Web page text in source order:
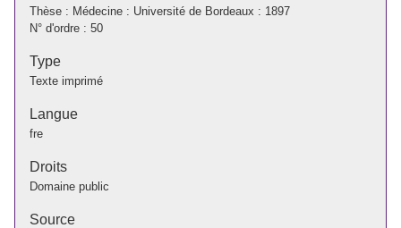
Thèse : Médecine : Université de Bordeaux : 1897
N° d'ordre : 50
Type
Texte imprimé
Langue
fre
Droits
Domaine public
Source